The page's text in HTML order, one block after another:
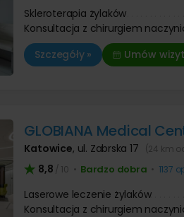
Skleroterapia żylaków
Konsultacja z chirurgiem
Szczegóły »
Umów
GLOBIANA Medical
Katowice, ul. Zabrska 17 (24 km
8,8 / 10 • Bardzo dobra • 1137
Laserowe leczenie żylaków
Konsultacja z chirurgiem